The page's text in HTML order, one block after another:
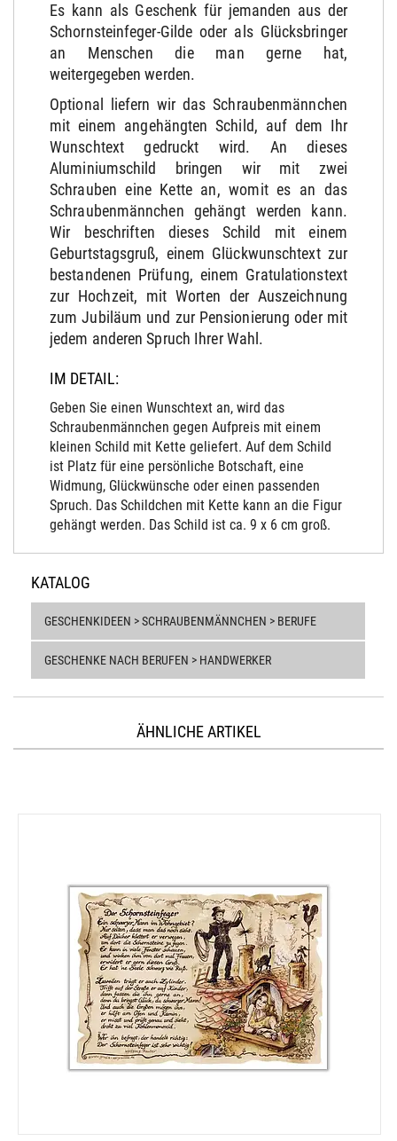
Es kann als Geschenk für jemanden aus der
Schornsteinfeger-Gilde oder als Glücksbringer
an Menschen die man gerne hat,
weitergegeben werden.
Optional liefern wir das Schraubenmännchen
mit einem angehängten Schild, auf dem Ihr
Wunschtext gedruckt wird. An dieses
Aluminiumschild bringen wir mit zwei
Schrauben eine Kette an, womit es an das
Schraubenmännchen gehängt werden kann.
Wir beschriften dieses Schild mit einem
Geburtstagsgruß, einem Glückwunschtext zur
bestandenen Prüfung, einem Gratulationstext
zur Hochzeit, mit Worten der Auszeichnung
zum Jubiläum und zur Pensionierung oder mit
jedem anderen Spruch Ihrer Wahl.
IM DETAIL:
Geben Sie einen Wunschtext an, wird das
Schraubenmännchen gegen Aufpreis mit einem
kleinen Schild mit Kette geliefert. Auf dem Schild
ist Platz für eine persönliche Botschaft, eine
Widmung, Glückwünsche oder einen passenden
Spruch. Das Schildchen mit Kette kann an die Figur
gehängt werden. Das Schild ist ca. 9 x 6 cm groß.
KATALOG
GESCHENKIDEEN > SCHRAUBENMÄNNCHEN > BERUFE
GESCHENKE NACH BERUFEN > HANDWERKER
ÄHNLICHE ARTIKEL